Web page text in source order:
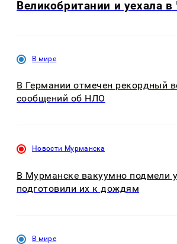
Великобритании и уехала
В мире
В Германии отмечен рекордный
сообщений об НЛО
Новости Мурманска
В Мурманске вакуумно подмели
подготовили их к дождям
В мире